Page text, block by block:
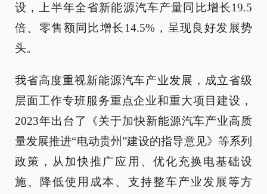
设，上半年全省新能源汽车产量同比增长19.5
倍、零售额同比增长14.5%，呈现良好发展势
头。
我省高度重视新能源汽车产业发展，成立省级
层面工作专班服务重点企业和重大项目建设，
2023年出台了《关于加快新能源汽车产业高质
量发展推进“电动贵州”建设的指导意见》等系列
政策，从加快推广应用、优化充换电基础设
施、降低使用成本、支持整车产业发展等方